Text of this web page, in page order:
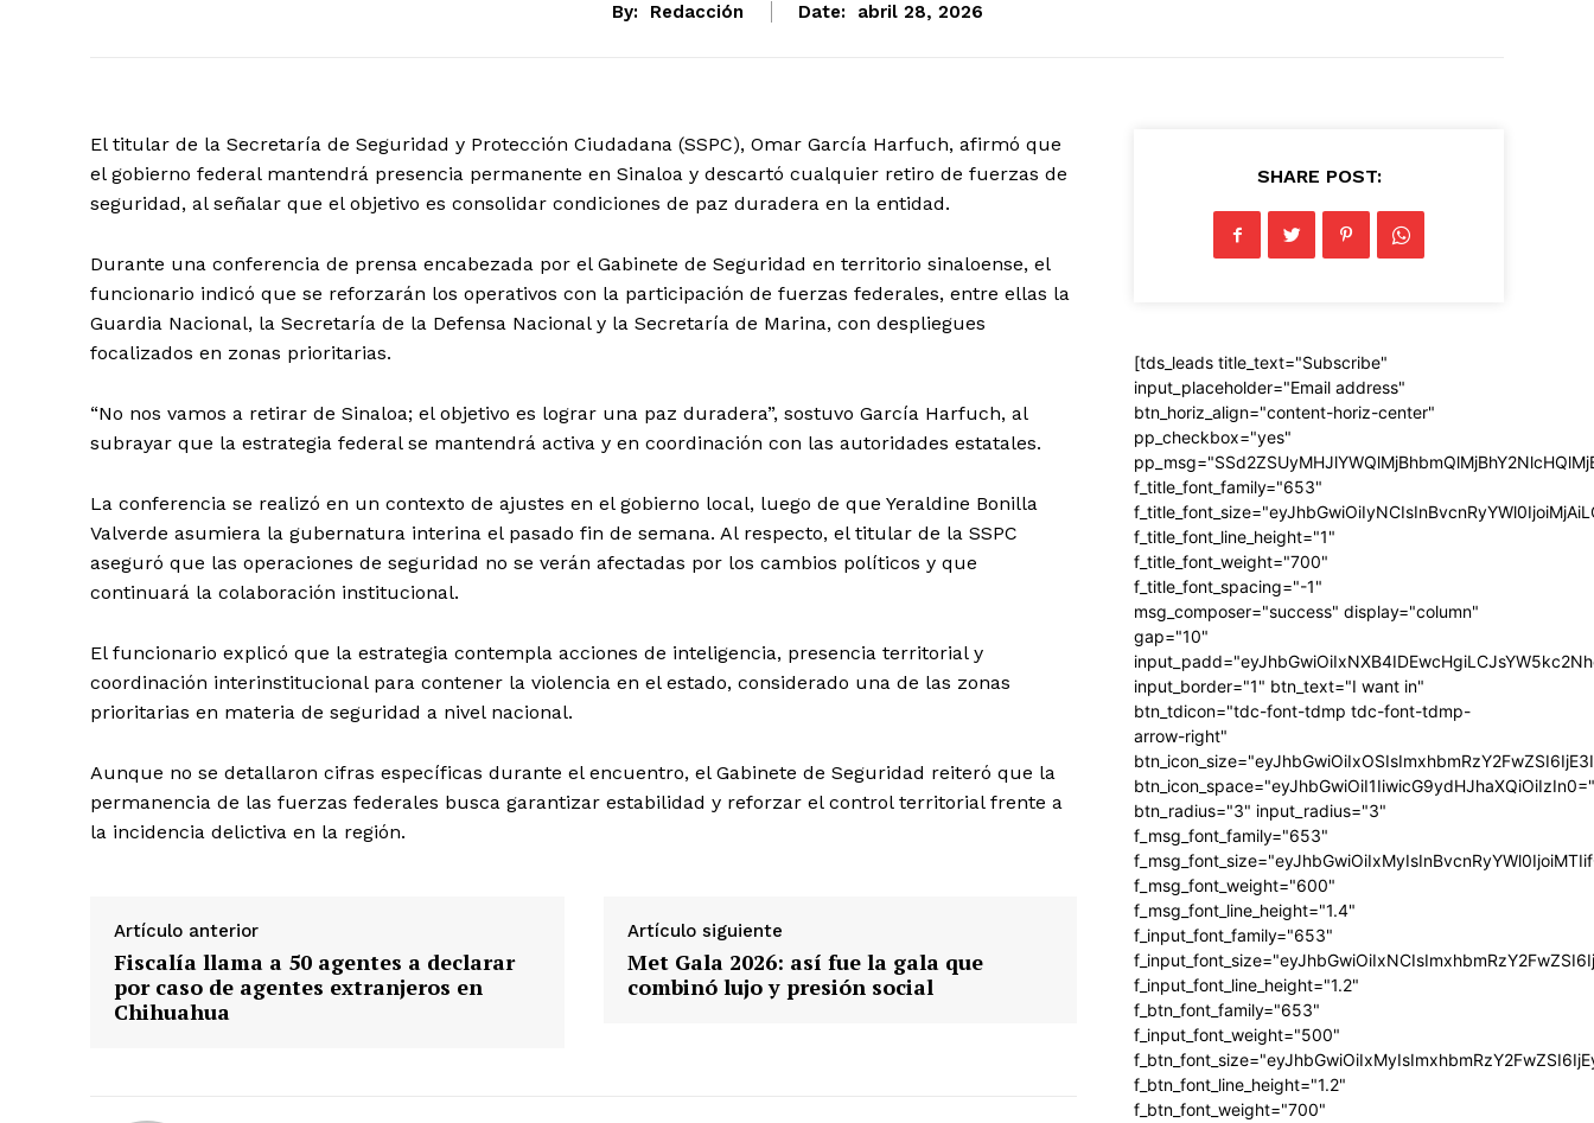
By: Redacción Date: abril 28, 2026
El titular de la Secretaría de Seguridad y Protección Ciudadana (SSPC), Omar García Harfuch, afirmó que
el gobierno federal mantendrá presencia permanente en Sinaloa y descartó cualquier retiro de fuerzas de
seguridad, al señalar que el objetivo es consolidar condiciones de paz duradera en la entidad.
Durante una conferencia de prensa encabezada por el Gabinete de Seguridad en territorio sinaloense, el
funcionario indicó que se reforzarán los operativos con la participación de fuerzas federales, entre ellas la
Guardia Nacional, la Secretaría de la Defensa Nacional y la Secretaría de Marina, con despliegues
focalizados en zonas prioritarias.
“No nos vamos a retirar de Sinaloa; el objetivo es lograr una paz duradera”, sostuvo García Harfuch, al
subrayar que la estrategia federal se mantendrá activa y en coordinación con las autoridades estatales.
La conferencia se realizó en un contexto de ajustes en el gobierno local, luego de que Yeraldine Bonilla
Valverde asumiera la gubernatura interina el pasado fin de semana. Al respecto, el titular de la SSPC
aseguró que las operaciones de seguridad no se verán afectadas por los cambios políticos y que
continuará la colaboración institucional.
El funcionario explicó que la estrategia contempla acciones de inteligencia, presencia territorial y
coordinación interinstitucional para contener la violencia en el estado, considerado una de las zonas
prioritarias en materia de seguridad a nivel nacional.
Aunque no se detallaron cifras específicas durante el encuentro, el Gabinete de Seguridad reiteró que la
permanencia de las fuerzas federales busca garantizar estabilidad y reforzar el control territorial frente a
la incidencia delictiva en la región.
Artículo anterior
Fiscalía llama a 50 agentes a declarar
por caso de agentes extranjeros en
Chihuahua
Artículo siguiente
Met Gala 2026: así fue la gala que
combinó lujo y presión social
SHARE POST:
[tds_leads title_text="Subscribe"
input_placeholder="Email address"
btn_horiz_align="content-horiz-center"
pp_checkbox="yes"
f_title_font_family="653"
f_title_font_line_height="1"
f_title_font_weight="700"
f_title_font_spacing="-1"
msg_composer="success" display="column"
gap="10"
input_border="1" btn_text="I want in"
btn_tdicon="tdc-font-tdmp tdc-font-tdmp-
arrow-right"
btn_radius="3" input_radius="3"
f_msg_font_family="653"
f_msg_font_weight="600"
f_msg_font_line_height="1.4"
f_input_font_family="653"
f_input_font_line_height="1.2"
f_btn_font_family="653"
f_input_font_weight="500"
f_btn_font_line_height="1.2"
f_btn_font_weight="700"